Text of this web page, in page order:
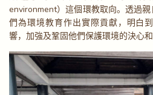
environment）這個環教取向。透過
們為環境教育作出實際貢獻，明白
響，加強及鞏固他們保護環境的決心和